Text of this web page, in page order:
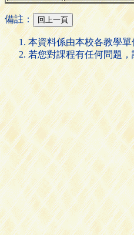
備註：
本資料係由本校各教學
若您對課程有任何問題